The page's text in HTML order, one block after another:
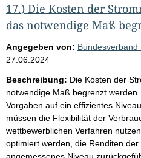
17.) Die Kosten der
das notwendige Maß
Angegeben von:
27.06.2024
Beschreibung: Die Kosten der
notwendige Maß begrenzt
Vorgaben auf ein effizientes
müssen die Flexibilität der
wettbewerblichen Verfahren
optimiert werden, die Renditen
angemessenes Niveau